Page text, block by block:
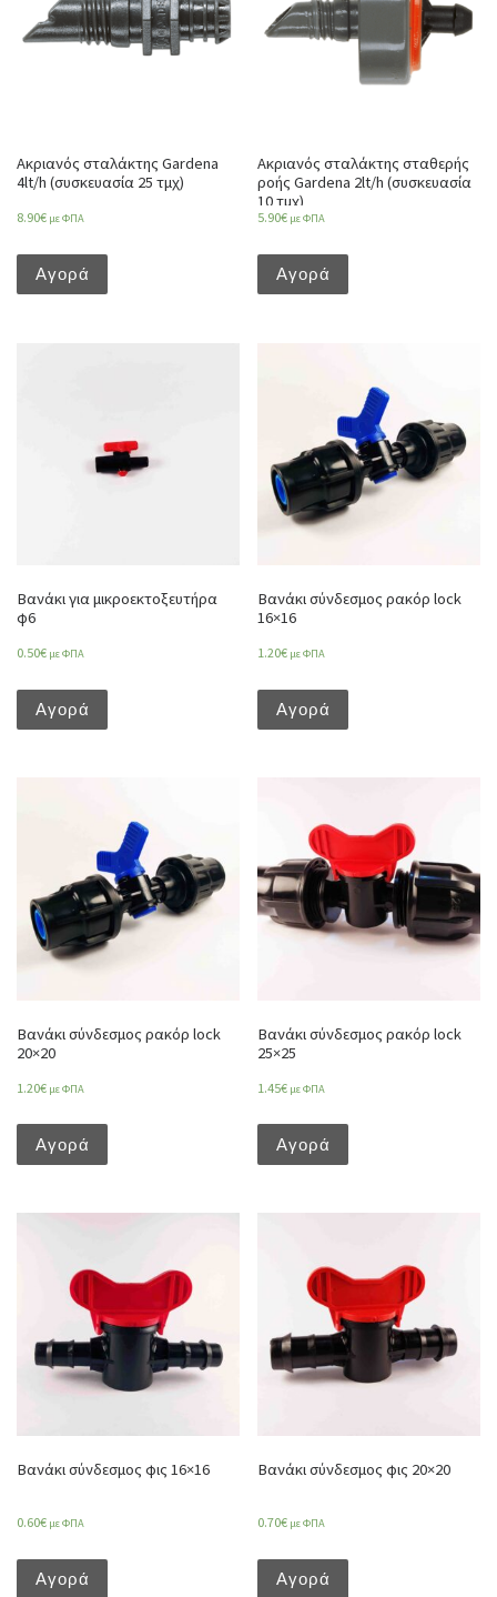
Ακριανός σταλάκτης Gardena
4lt/h (συσκευασία 25 τμχ)
8.90€ με ΦΠΑ
Αγορά
Ακριανός σταλάκτης σταθερής
ροής Gardena 2lt/h (συσκευασία
10 τμχ)
5.90€ με ΦΠΑ
Αγορά
Βανάκι για μικροεκτοξευτήρα
φ6
0.50€ με ΦΠΑ
Αγορά
Βανάκι σύνδεσμος ρακόρ lock
16×16
1.20€ με ΦΠΑ
Αγορά
Βανάκι σύνδεσμος ρακόρ lock
20×20
1.20€ με ΦΠΑ
Αγορά
Βανάκι σύνδεσμος ρακόρ lock
25×25
1.45€ με ΦΠΑ
Αγορά
Βανάκι σύνδεσμος φις 16×16
0.60€ με ΦΠΑ
Αγορά
Βανάκι σύνδεσμος φις 20×20
0.70€ με ΦΠΑ
Αγορά